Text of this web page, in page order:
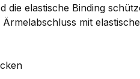
elastische Binding
mit